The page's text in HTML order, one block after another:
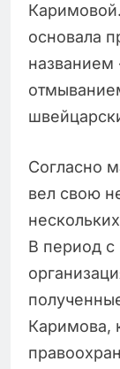
основала
названием
Согласно
вел свою
В период с
Каримова,